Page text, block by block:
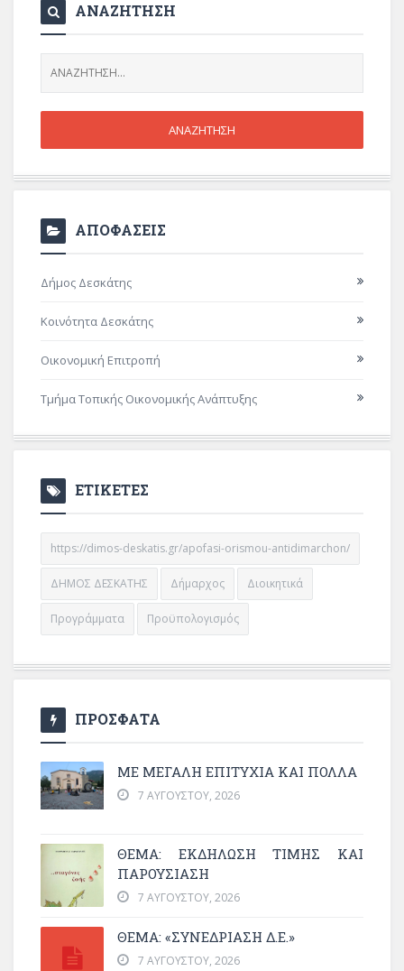
ΑΝΑΖΗΤΗΣΗ
ΑΠΟΦΑΣΕΙΣ
Δήμος Δεσκάτης
Κοινότητα Δεσκάτης
Οικονομική Επιτροπή
Τμήμα Τοπικής Οικονομικής Ανάπτυξης
ΕΤΙΚΕΤΕΣ
https://dimos-deskatis.gr/apofasi-orismou-antidimarchon/
ΔΗΜΟΣ ΔΕΣΚΑΤΗΣ Δήμαρχος Διοικητικά
Προγράμματα Προϋπολογισμός
ΠΡΟΣΦΑΤΑ
ΜΕ ΜΕΓΆΛΗ ΕΠΙΤΥΧΊΑ ΚΑΙ ΠΟΛΛΆ
7 ΑΥΓΟΎΣΤΟΥ, 2026
ΘΈΜΑ: ΕΚΔΉΛΩΣΗ ΤΙΜΉΣ ΚΑΙ
ΠΑΡΟΥΣΊΑΣΗ
7 ΑΥΓΟΎΣΤΟΥ, 2026
ΘΕΜΑ: «ΣΥΝΕΔΡΊΑΣΗ Δ.Ε.»
7 ΑΥΓΟΎΣΤΟΥ, 2026